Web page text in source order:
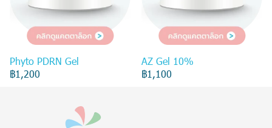
Phyto PDRN Gel
฿1,200
AZ Gel 10%
฿1,100